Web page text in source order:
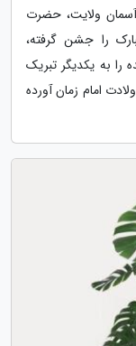
آسمان ولایت، حضرت
را جشن گرفته،
را به یکدیگر تبریک
امام زمان آورده